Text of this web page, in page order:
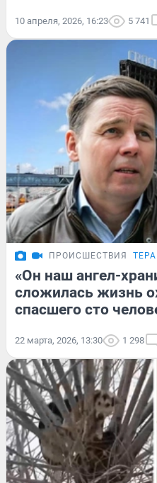
10 апреля, 2026, 16:23 5 741
ПРОИСШЕСТВИЯ
«Он наш ангел-
сложилась жизнь
спасшего сто
22 марта, 2026, 13:30 1 298